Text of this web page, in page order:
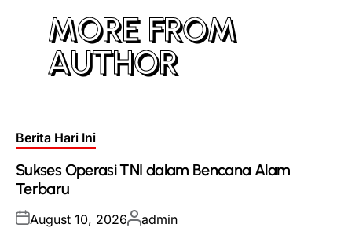
MORE FROM
AUTHOR
Posted
Berita Hari Ini
Sukses Operasi TNI dalam Bencana Alam
Terbaru
Posted
August 10, 2026Posted
admin